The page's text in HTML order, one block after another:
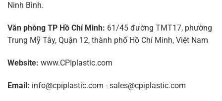
Ninh Bình.
Văn phòng TP Hồ Chí Minh: 61/45 đường TMT17, phường
Trung Mỹ Tây, Quận 12, thành phố Hồ Chí Minh, Việt Nam
Website: www.CPIplastic.com
Email: info@cpiplastic.com - sales@cpiplastic.com